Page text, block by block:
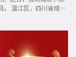
。 温江区，四川省成都
升了温江独特的城市